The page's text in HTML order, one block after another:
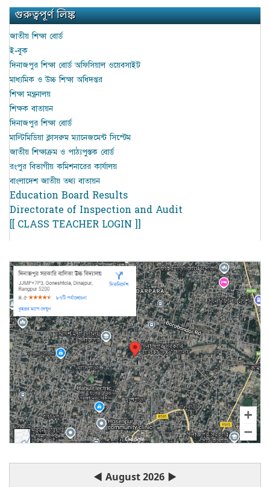
গুরুত্বপূর্ণ লিঙ্ক
জাতীয় শিক্ষা বোর্ড
ই-বুক
দিনাজপুর শিক্ষা বোর্ড অফিসিয়াল ওয়েবসাইট
মাধ্যমিক ও উচ্চ শিক্ষা অধিদপ্তর
শিক্ষা মন্ত্রনালয়
শিক্ষক বাতায়ন
দিনাজপুর শিক্ষা বোর্ড
মাল্টিমিডিয়া ক্লাসরুম ম্যানেজমেন্ট সিস্টেম
জাতীয় শিক্ষাক্রম ও পাঠ্যপুস্তক বোর্ড
রংপুর বিভাগীয় কমিশনারের কার্যালয়
বাংলাদেশ জাতীয় তথ্য বাতায়ন
Education Board Results
Directorate of Inspection and Audit
[[ CLASS TEACHER LOGIN ]]
◀ August 2026 ▶